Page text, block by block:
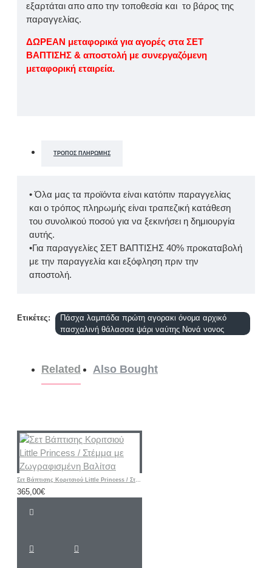
εξαρτάται απο απο την τοποθεσία και το βάρος της
παραγγελίας.
ΔΩΡΕΑΝ μεταφορικά για αγορές στα ΣΕΤ
ΒΑΠΤΙΣΗΣ & αποστολή με συνεργαζόμενη
μεταφορική εταιρεία.
ΤΡΌΠΟΣ ΠΛΗΡΩΜΉΣ
• Όλα μας τα προϊόντα είναι κατόπιν παραγγελίας
και ο τρόπος πληρωμής είναι τραπεζική κατάθεση
του συνολικού ποσού για να ξεκινήσει η δημιουργία
αυτής.
•Για παραγγελίες ΣΕΤ ΒΑΠΤΙΣΗΣ 40% προκαταβολή
με την παραγγελία και εξόφληση πριν την
αποστολή.
Ετικέτες:
Πάσχα λαμπάδα πρώτη αγορακι όνομα αρχικό
πασχαλινή θάλασσα ψάρι ναύτης Νονά νονος
Related Also Bought
Σετ Βάπτισης Κοριτσιού Little Princess / Στέμμα με Ζωγραφισμένη Βαλίτσα
365,00€